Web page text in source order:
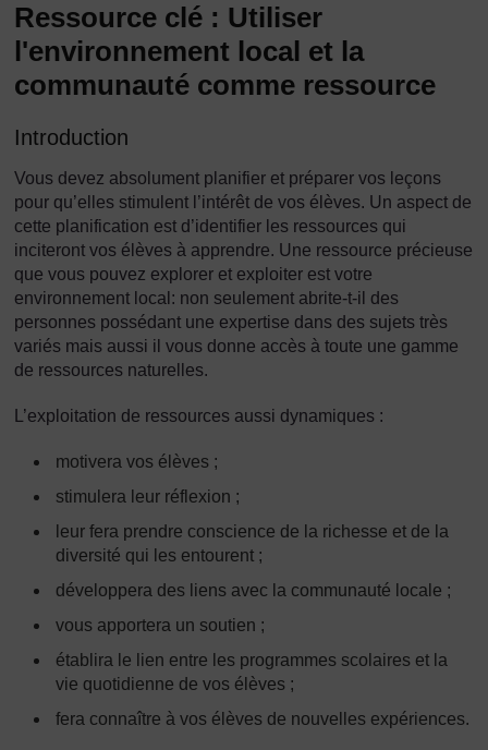
Ressource clé : Utiliser
l'environnement local et la
communauté comme ressource
Introduction
Vous devez absolument planifier et préparer vos leçons
pour qu’elles stimulent l’intérêt de vos élèves. Un aspect de
cette planification est d’identifier les ressources qui
inciteront vos élèves à apprendre. Une ressource précieuse
que vous pouvez explorer et exploiter est votre
environnement local: non seulement abrite-t-il des
personnes possédant une expertise dans des sujets très
variés mais aussi il vous donne accès à toute une gamme
de ressources naturelles.
L’exploitation de ressources aussi dynamiques :
motivera vos élèves ;
stimulera leur réflexion ;
leur fera prendre conscience de la richesse et de la
diversité qui les entourent ;
développera des liens avec la communauté locale ;
vous apportera un soutien ;
établira le lien entre les programmes scolaires et la
vie quotidienne de vos élèves ;
fera connaître à vos élèves de nouvelles expériences.